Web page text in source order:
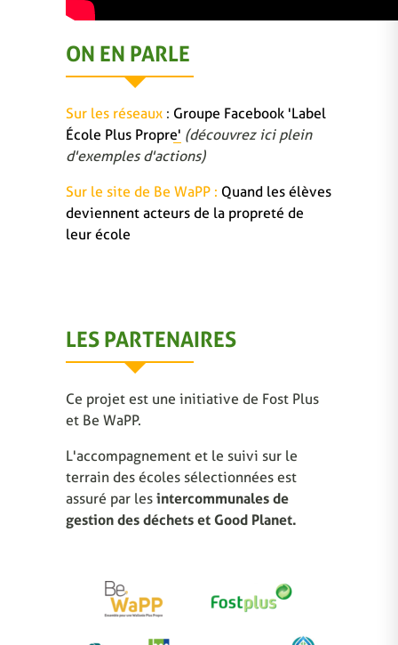
ON EN PARLE
Sur les réseaux : Groupe Facebook 'Label
École Plus Propre' (découvrez ici plein
d'exemples d'actions)
Sur le site de Be WaPP : Quand les élèves
deviennent acteurs de la propreté de
leur école
LES PARTENAIRES
Ce projet est une initiative de Fost Plus
et Be WaPP.
L'accompagnement et le suivi sur le
terrain des écoles sélectionnées est
assuré par les intercommunales de
gestion des déchets et Good Planet.